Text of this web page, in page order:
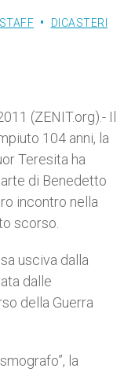
DICASTERI
(ZENIT.org).- Il
104 anni, la
Teresita ha
di Benedetto
incontro nella
scorso.
usciva dalla
dalle
della Guerra
la